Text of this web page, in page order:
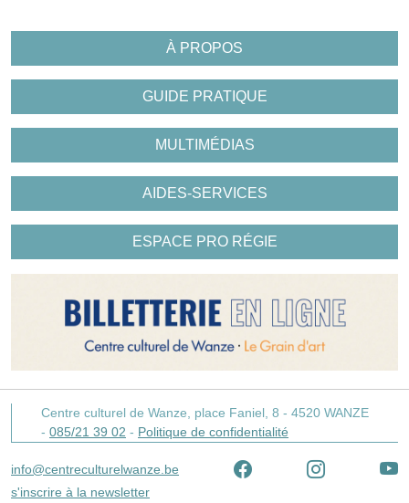
À PROPOS
GUIDE PRATIQUE
MULTIMÉDIAS
AIDES-SERVICES
ESPACE PRO RÉGIE
Centre culturel de Wanze, place Faniel, 8 - 4520 WANZE
- 085/21 39 02 - Politique de confidentialité
info@centreculturelwanze.be
s'inscrire à la newsletter